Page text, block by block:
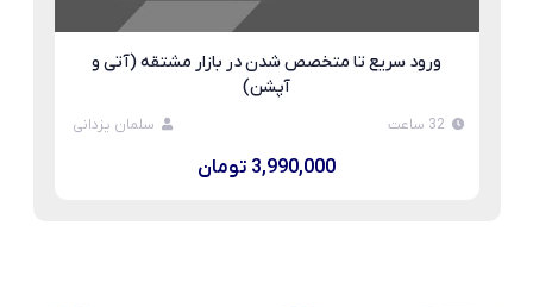
ورود سریع تا متخصص شدن در بازار مشتقه (آتی و
آپشن)
32 ساعت سلمان یزدانی
3,990,000 تومان